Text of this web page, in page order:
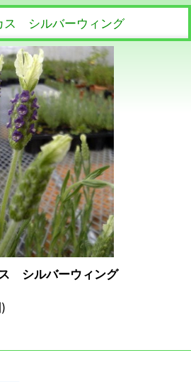
ス シルバーウィング
シルバーウィング